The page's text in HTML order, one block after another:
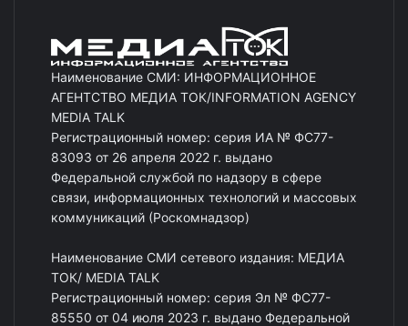
Наименование СМИ: ИНФОРМАЦИОННОЕ
АГЕНТСТВО МЕДИА ТОК/INFORMATION AGENCY
MEDIA TALK
Регистрационный номер: серия ИА № ФС77-
83093 от 26 апреля 2022 г. выдано
Федеральной службой по надзору в сфере
связи, информационных технологий и массовых
коммуникаций (Роскомнадзор)
Наименование СМИ сетевого издания: МЕДИА
ТОК/ MEDIA TALK
Регистрационный номер: серия Эл № ФС77-
85550 от 04 июля 2023 г. выдано Федеральной